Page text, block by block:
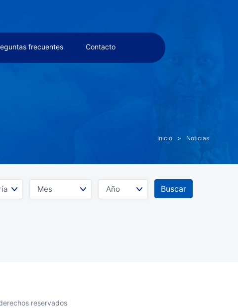
frecuentes Contacto
Inicio > Noticias
Buscar
reservados